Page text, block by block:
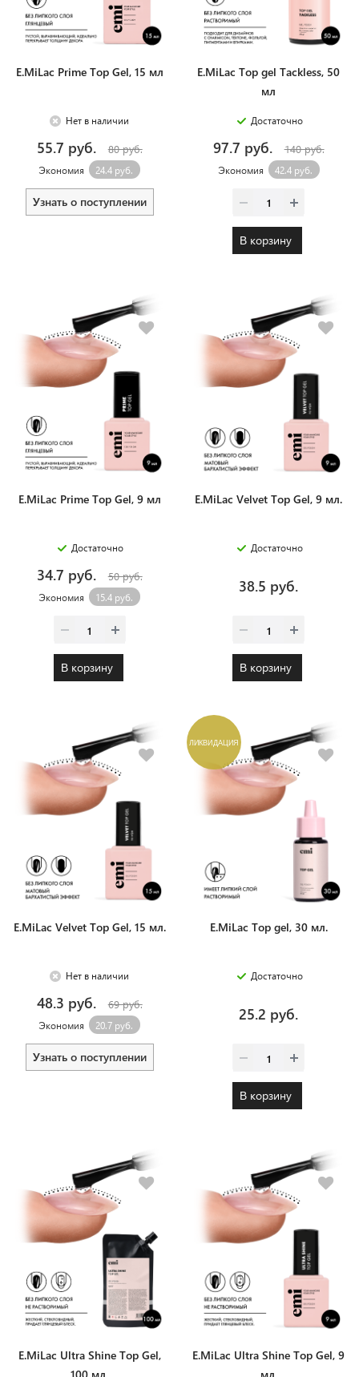
E.MiLac Prime Top Gel, 15 мл
Нет в наличии
55.7 руб. 80 руб.
Экономия 24.4 руб.
Узнать о поступлении
E.MiLac Top gel Tackless, 50
мл
Достаточно
97.7 руб. 140 руб.
Экономия 42.4 руб.
В корзину
E.MiLac Prime Top Gel, 9 мл
Достаточно
34.7 руб. 50 руб.
Экономия 15.4 руб.
В корзину
E.MiLac Velvet Top Gel, 9 мл.
Достаточно
38.5 руб.
В корзину
E.MiLac Velvet Top Gel, 15 мл.
Нет в наличии
48.3 руб. 69 руб.
Экономия 20.7 руб.
Узнать о поступлении
ЛИКВИДАЦИЯ
E.MiLac Top gel, 30 мл.
Достаточно
25.2 руб.
В корзину
E.MiLac Ultra Shine Top Gel,
E.MiLac Ultra Shine Top Gel, 9